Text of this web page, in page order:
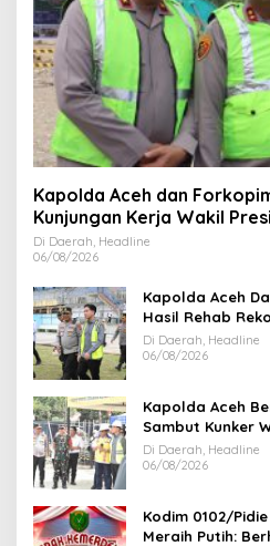
Kapolda Aceh dan
Kunjungan Kerja Wakil
Di Daerah, Headline
06/08/2026
Kapolda Aceh
Hasil Rehab
Kendawi Gayo
Di Daerah, Headline
06/08/2026
Kapolda Aceh
Sambut Kunker
Kabupaten
Di Daerah, Headline
06/08/2026
Kodim 0102/
Meraih Putih: